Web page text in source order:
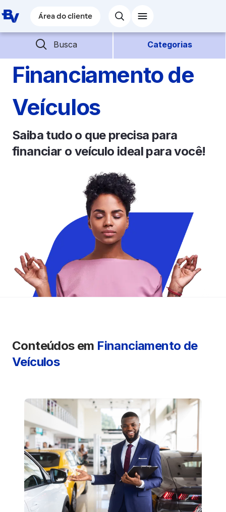
Pular para o Conteúdo principal
Área do cliente
Área do cliente
Busca Categorias
Barra de busca
Descubra mais conteúdos
Empréstimos
Financiamentos
Empresas
Vida Financeira
Canais Digitais
Financiamento de
Veículos
Saiba tudo o que precisa para
financiar o veículo ideal para você!
Conteúdos em Financiamento de
Veículos